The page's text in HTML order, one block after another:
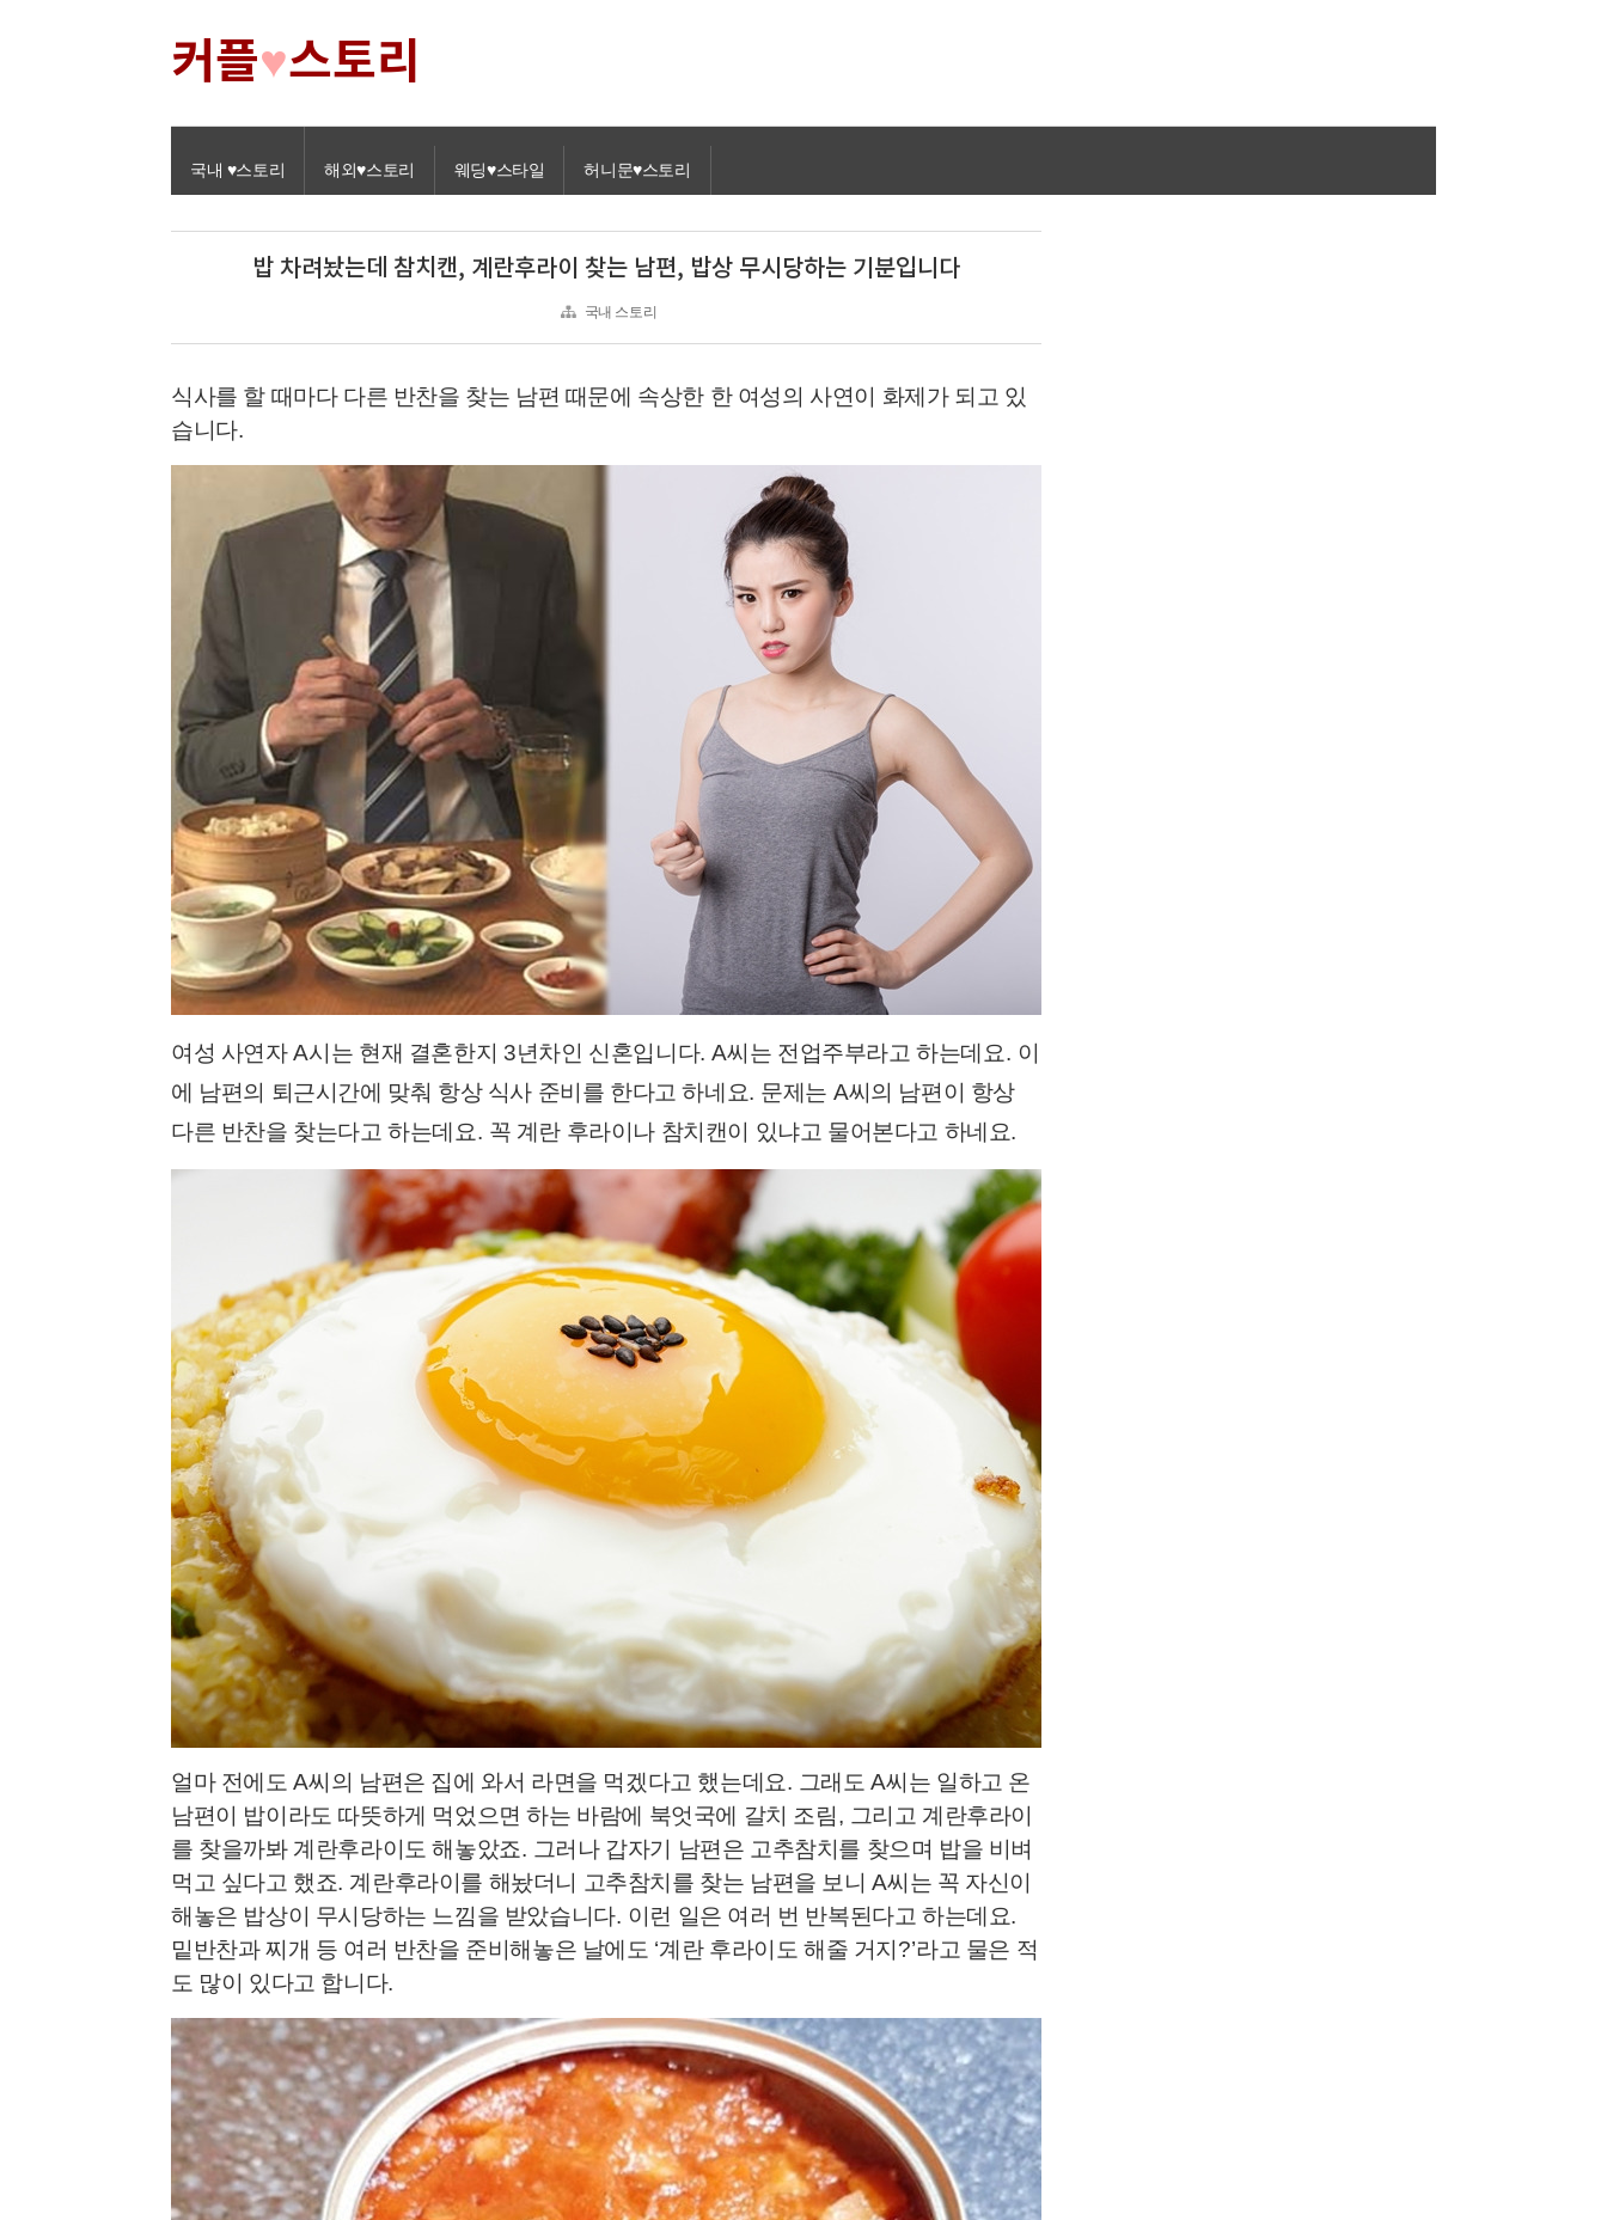
커플♥스토리
국내 ♥스토리 해외♥스토리 웨딩♥스타일 허니문♥스토리
밥 차려놨는데 참치캔, 계란후라이 찾는 남편, 밥상 무시당하는 기분입니다
국내 스토리
식사를 할 때마다 다른 반찬을 찾는 남편 때문에 속상한 한 여성의 사연이 화제가 되고 있
습니다.
여성 사연자A시는 현재 결혼한지 3년차인 신혼입니다. A씨는 전업주부라고 하는데요. 이
에 남편의 퇴근시간에 맞춰 항상 식사 준비를 한다고 하네요. 문제는 A씨의 남편이 항상
다른 반찬을 찾는다고 하는데요. 꼭 계란 후라이나 참치캔이 있냐고 물어본다고 하네요.
얼마 전에도A씨의 남편은 집에 와서 라면을 먹겠다고 했는데요. 그래도A씨는 일하고 온
남편이 밥이라도 따뜻하게 먹었으면 하는 바람에 북엇국에 갈치 조림, 그리고 계란후라이
를 찾을까봐 계란후라이도 해놓았죠. 그러나 갑자기 남편은 고추참치를 찾으며 밥을 비벼
먹고 싶다고 했죠. 계란후라이를 해놨더니 고추참치를 찾는 남편을 보니A씨는 꼭 자신이
해놓은 밥상이 무시당하는 느낌을 받았습니다. 이런 일은 여러 번 반복된다고 하는데요.
밑반찬과 찌개 등 여러 반찬을 준비해놓은 날에도 ‘계란 후라이도 해줄 거지 ?’라고 물은 적
도 많이 있다고 합니다.